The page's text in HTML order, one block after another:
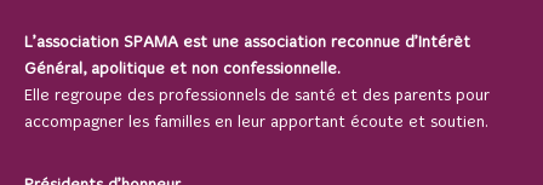
L’association SPAMA est une association reconnue d’Intérêt
Général, apolitique et non confessionnelle.
Elle regroupe des professionnels de santé et des parents pour
accompagner les familles en leur apportant écoute et soutien.